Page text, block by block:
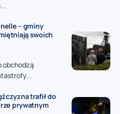
– gminy
swoich
obchodzą
trafił do
prywatnym